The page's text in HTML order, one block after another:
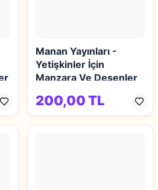
Manan Yayınları -
Yetişkinler İçin
Manzara Ve Desenler
200,00 TL